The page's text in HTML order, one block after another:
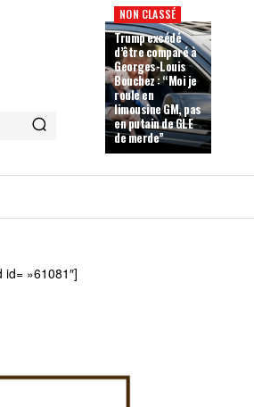
NON CLASSÉ
Trump excédé
d’être comparé à
Georges-Louis
Bouchez : “Moi je
roule en
limousine GM, pas
en putain de GLE
de merde”
»61081″]